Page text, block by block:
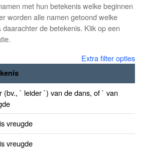
met hun betekenis welke beginnen
worden alle namen getoond welke
de betekenis. Klik op een
Extra filter opties
(bv., ` leider `) van de dans, of ` van
vreugde
vreugde